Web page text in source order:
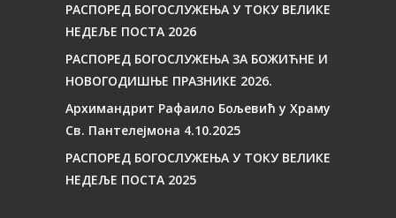
РАСПОРЕД БОГОСЛУЖЕЊА У ТОКУ ВЕЛИКЕ
НЕДЕЉЕ ПОСТА 2026
РАСПОРЕД БОГОСЛУЖЕЊА ЗА БОЖИЋНЕ И
НОВОГОДИШЊЕ ПРАЗНИКЕ 2026.
Архимандрит Рафаило Бољевић у Храму
Св. Пантелејмона 4.10.2025
РАСПОРЕД БОГОСЛУЖЕЊА У ТОКУ ВЕЛИКЕ
НЕДЕЉЕ ПОСТА 2025